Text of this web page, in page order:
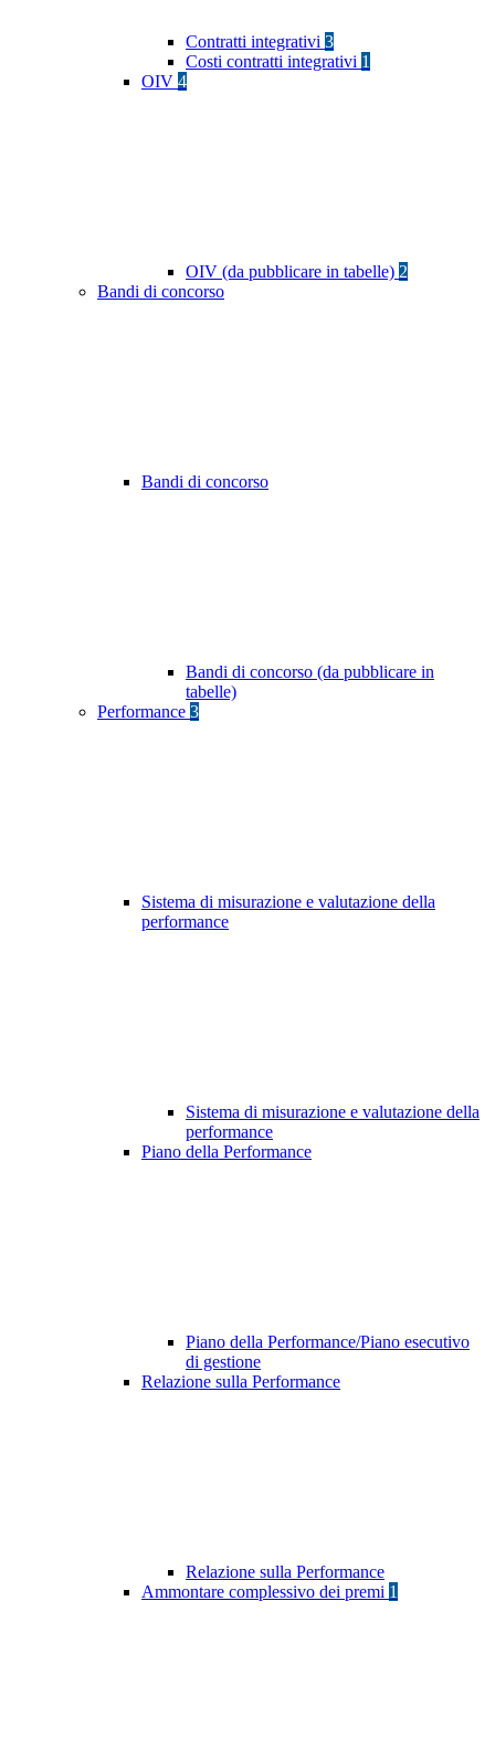
Contratti integrativi 3
Costi contratti integrativi 1
OIV 4
OIV (da pubblicare in tabelle) 2
Bandi di concorso
Bandi di concorso
Bandi di concorso (da pubblicare in
tabelle)
Performance 3
Sistema di misurazione e valutazione della
performance
Sistema di misurazione e valutazione della
performance
Piano della Performance
Piano della Performance/Piano esecutivo
di gestione
Relazione sulla Performance
Relazione sulla Performance
Ammontare complessivo dei premi 1